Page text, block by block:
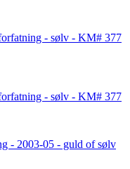
- sølv - KM# 377
- sølv - KM# 377
- 2003-05 - guld of sølv